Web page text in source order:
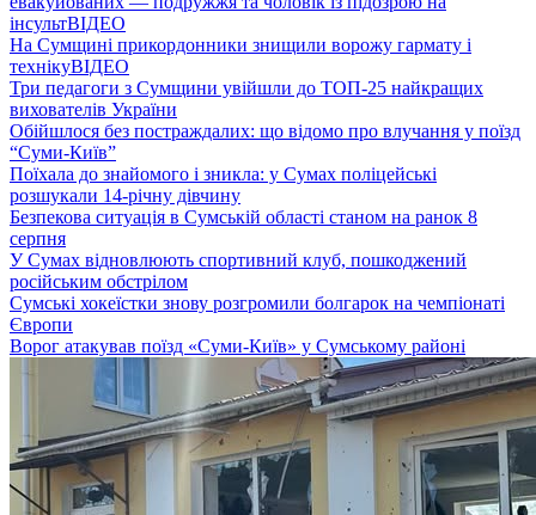
інсультВІДЕО
На Сумщині прикордонники знищили ворожу гармату і
технікуВІДЕО
Три педагоги з Сумщини увійшли до ТОП-25 найкращих
вихователів України
Обійшлося без постраждалих: що відомо про влучання у поїзд
“Суми-Київ”
Поїхала до знайомого і зникла: у Сумах поліцейські
розшукали 14-річну дівчину
Безпекова ситуація в Сумській області станом на ранок 8
серпня
У Сумах відновлюють спортивний клуб, пошкоджений
російським обстрілом
Сумські хокеїстки знову розгромили болгарок на чемпіонаті
Європи
Ворог атакував поїзд «Суми-Київ» у Сумському районі